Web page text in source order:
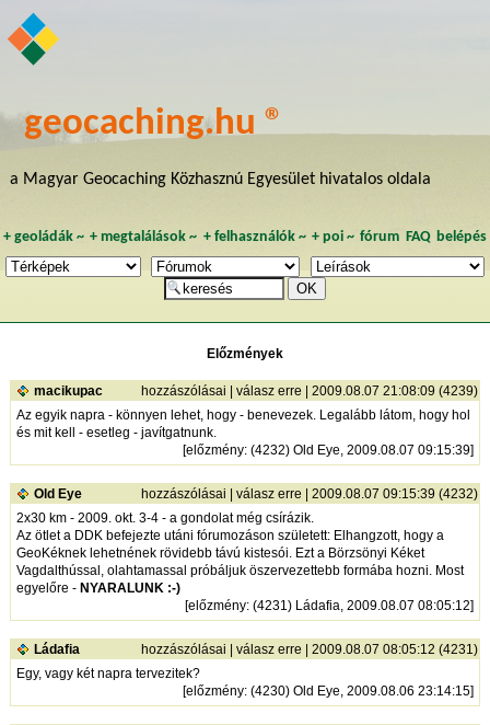
geocaching.hu ®
a Magyar Geocaching Közhasznú Egyesület hivatalos oldala
+ geoládák~ +megtalálások ~ + felhasználók~ + poi~ fórum FAQ belépés
Előzmények
macikupac hozzászólásai | válasz erre | 2009.08.07 21:08:09 (4239)
Az egyik napra - könnyen lehet, hogy - benevezek. Legalább látom, hogy hol
és mit kell - esetleg - javítgatnunk.
[előzmény: (4232) Old Eye, 2009.08.07 09:15:39]
Old Eye hozzászólásai | válasz erre | 2009.08.07 09:15:39 (4232)
2x30 km - 2009. okt. 3-4 - a gondolat még csírázik.
Az ötlet a DDK befejezte utáni fórumozáson született: Elhangzott, hogy a
GeoKéknek lehetnének rövidebb távú kistesói. Ezt a Börzsönyi Kéket
Vagdalthússal, olahtamassal próbáljuk öszervezettebb formába hozni. Most
egyelőre - NYARALUNK :-)
[előzmény: (4231) Ládafia, 2009.08.07 08:05:12]
Ládafia hozzászólásai | válasz erre | 2009.08.07 08:05:12 (4231)
Egy, vagy két napra tervezitek?
[előzmény: (4230) Old Eye, 2009.08.06 23:14:15]